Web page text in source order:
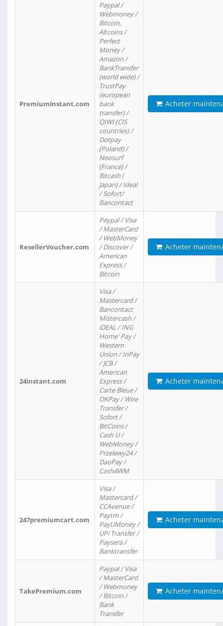
PremiumInstant.com
Paypal /
Webmoney /
Bitcoin,
Altcoins /
Perfect
Money /
Amazon /
BankTransfer
(world wide) /
TrustPay
(european
bank
transfer) /
QIWI (CIS
countries) /
Dotpay
(Poland) /
Neosurf
(France) /
Bitcash (
Japan) / Ideal
/ Sofort/
Bancontact
Acheter
ResellerVoucher.com
Paypal / Visa
/ MasterCard
/ WebMoney
/ Discover /
American
Express /
Bitcoin
Acheter
24instant.com
Visa /
Mastercard /
Bancontact
Mistercash /
iDEAL / ING
Home' Pay /
Western
Union / InPay
/ JCB /
American
Express /
Carte Bleue /
OKPay / Wire
Transfer /
Sofort /
BitCoins /
Cash U /
WebMoney /
Przelewy24 /
DaoPay /
Cash4WM
Acheter
247premiumcart.com
Visa /
Mastercard /
CCAvenue /
Paytm /
PayUMoney /
UPi Transfer /
Paysera /
Banktransfer
Acheter
TakePremium.com
Paypal / Visa
/ MasterCard
/ Webmoney
/ Bitcoin /
Bank
Transfer
Acheter